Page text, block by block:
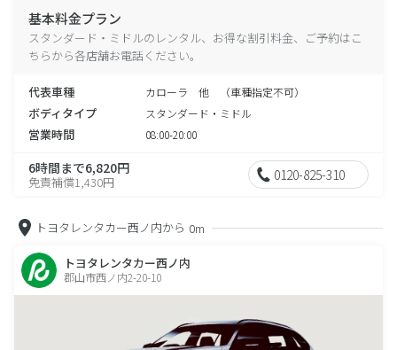
基本料金プラン
スタンダード・ミドルのレンタル、お得な割引料金、ご予約はこ
ちらから各店舗お電話ください。
代表車種 カローラ 他 （車種指定不可）
ボディタイプ スタンダード・ミドル
営業時間 08:00-20:00
6時間まで6,820円
免責補償1,430円 0120-825-310
トヨタレンタカー西ノ内から 0m
トヨタレンタカー西ノ内
郡山市西ノ内2-20-10